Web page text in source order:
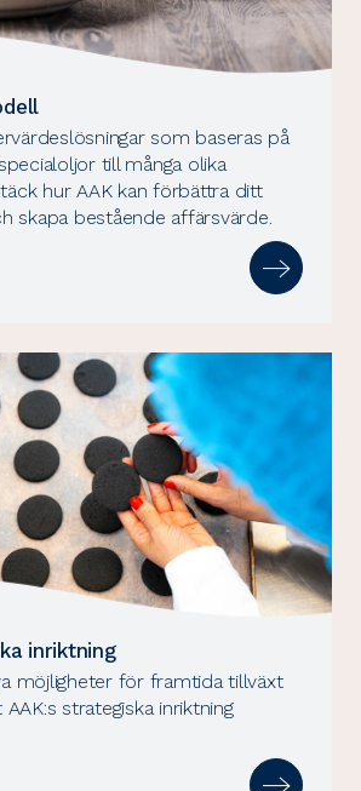
som baseras på
till många olika
hur AAK kan förbättra ditt
skapa bestående affärsvärde.
inriktning
möjligheter för framtida tillväxt
strategiska inriktning